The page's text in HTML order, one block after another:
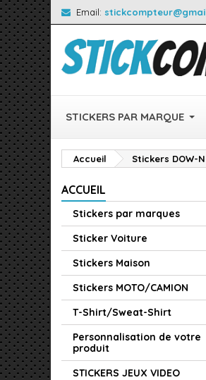
Email:
STICKERS PAR MARQUE
Accueil Stickers DOW-
ACCUEIL
Stickers par marques
Sticker Voiture
Stickers Maison
Stickers MOTO/CAMION
T-Shirt/Sweat-Shirt
Personnalisation de votre
produit
STICKERS JEUX VIDEO